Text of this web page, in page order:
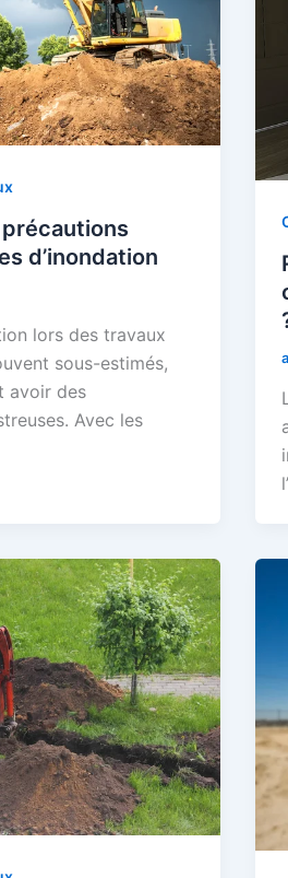
d’inondation
lors des travaux
sous-estimés,
avoir des
Avec les